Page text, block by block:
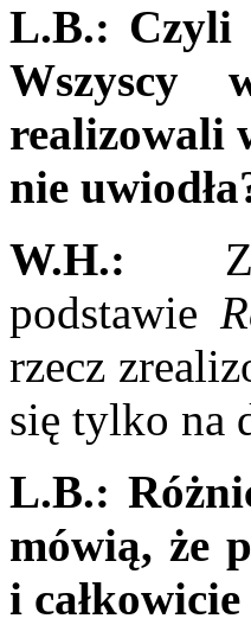
L.B.: Czyli
Wszyscy
realizowali
nie
W.H.:
podstawie
rzecz
się tylko na
L.B.:
mówią, że
i